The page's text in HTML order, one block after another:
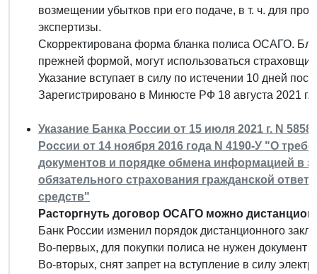
возмещении убытков при его подаче, в т. ч. для
экспертизы.
Скорректирована форма бланка полиса ОСАГО.
прежней формой, могут использоваться
Указание вступает в силу по истечении 10 дней
Зарегистрировано в Минюсте РФ 18 августа 2021
Указание Банка России от 15 июля 2021 г. N
России от 14 ноября 2016 года N 4190-У "О
документов и порядке обмена информацией в
обязательного страхования гражданской
средств"
Расторгнуть договор ОСАГО можно
Банк России изменил порядок дистанционного
Во-первых, для покупки полиса не нужен документ
Во-вторых, снят запрет на вступление в силу